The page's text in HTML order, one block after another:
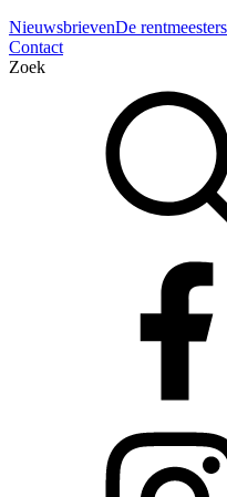
NieuwsbrievenDe
Contact
Zoek